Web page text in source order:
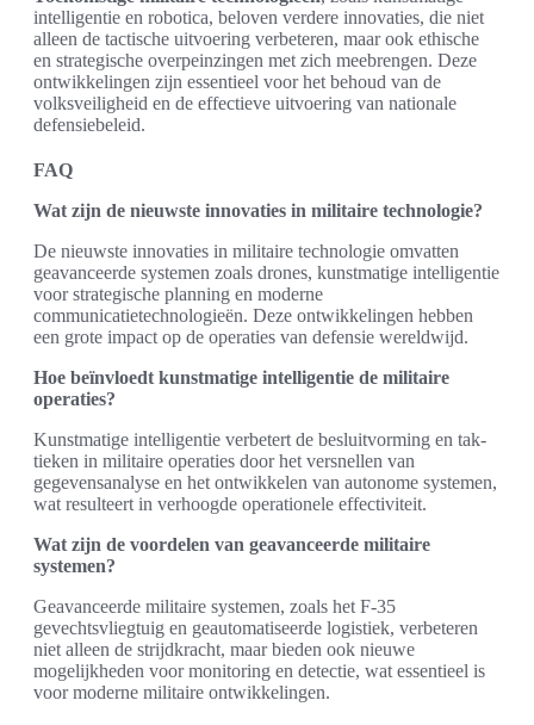
intelligentie en robotica, beloven verdere innovaties, die niet
alleen de tactische uitvoering verbeteren, maar ook ethische
en strategische overpeinzingen met zich meebrengen. Deze
ontwikkelingen zijn essentieel voor het behoud van de
volksveiligheid en de effectieve uitvoering van nationale
defensiebeleid.
FAQ
Wat zijn de nieuwste innovaties in militaire technologie?
De nieuwste innovaties in militaire technologie omvatten
geavanceerde systemen zoals drones, kunstmatige intelligentie
voor strategische planning en moderne
communicatietechnologieën. Deze ontwikkelingen hebben
een grote impact op de operaties van defensie wereldwijd.
Hoe beïnvloedt kunstmatige intelligentie de militaire
operaties?
Kunstmatige intelligentie verbetert de besluitvorming en tak­
tie­ken in militaire operaties door het versnellen van
gegevensanalyse en het ontwikkelen van autonome systemen,
wat resulteert in verhoogde operationele effectiviteit.
Wat zijn de voordelen van geavanceerde militaire
systemen?
Geavanceerde militaire systemen, zoals het F-35
gevechtsvliegtuig en geautomatiseerde logistiek, verbeteren
niet alleen de strijdkracht, maar bieden ook nieuwe
mogelijkheden voor monitoring en detectie, wat essentieel is
voor moderne militaire ontwikkelingen.